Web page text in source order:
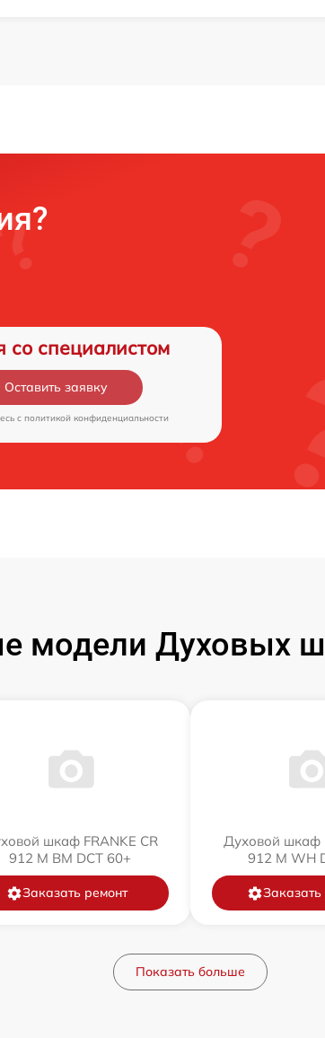
со специалистом
Оставить заявку
c политикой конфиденциальности
модели Духовых
шкаф FRANKE CR
912 M BM DCT 60+
Заказать ремонт
Духовой шкаф
912 M WH
Заказать
Показать больше